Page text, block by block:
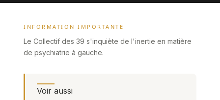
INFORMATION IMPORTANTE
Le Collectif des 39 s'inquiète de l'inertie en matière
de psychiatrie à gauche.
Voir aussi